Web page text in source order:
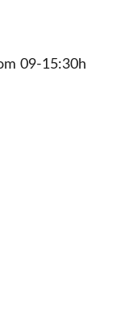
09-15:30h